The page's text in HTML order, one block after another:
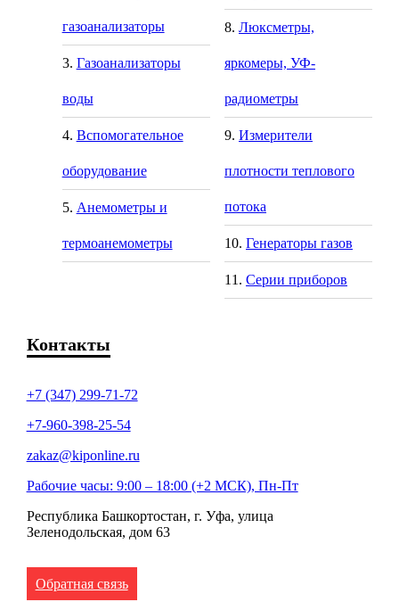
газоанализаторы
Газоанализаторы
воды
Вспомогательное
оборудование
Анемометры и
термоанемометры
Люксметры,
яркомеры, УФ-
радиометры
Измерители
плотности теплового
потока
Генераторы газов
Серии приборов
Контакты
+7 (347) 299-71-72
+7-960-398-25-54
zakaz@kiponline.ru
Рабочие часы: 9:00 – 18:00 (+2 МСК), Пн-Пт
Республика Башкортостан, г. Уфа, улица
Зеленодольская, дом 63
Обратная связь